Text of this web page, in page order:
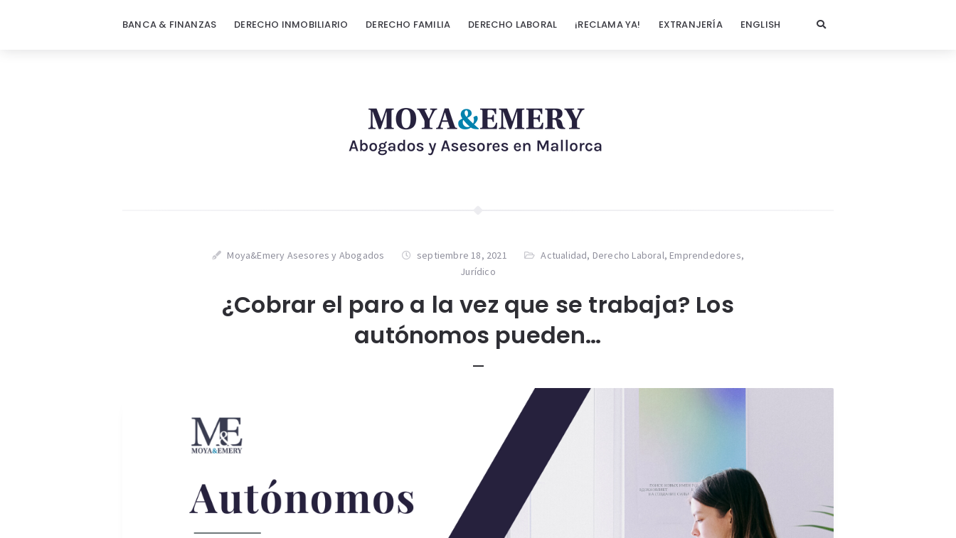
BANCA & FINANZAS DERECHO INMOBILIARIO DERECHO FAMILIA DERECHO LABORAL ¡RECLAMA YA! EXTRANJERÍA ENGLISH
Moya&Emery Asesores y Abogados septiembre 18, 2021 Actualidad, Derecho Laboral, Emprendedores,
Jurídico
¿Cobrar el paro a la vez que se trabaja? Los
autónomos pueden…